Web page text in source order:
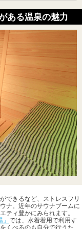
ある温泉の魅力
できるなど、ストレスフリ
ナ。近年のサウナブームに
ティ豊かにみられます。
では、水着着用で利用す
くべるのも自分で行うた